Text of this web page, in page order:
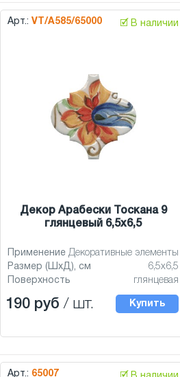
Арт.: VT/A585/65000 🗹 В наличии
Декор Арабески Тоскана 9
глянцевый 6,5x6,5
Применение Декоративные элементы
Размер (ШхД), см
6,5x6,5
Поверхность
глянцевая
190 руб / шт. Купить
Арт.: 65007